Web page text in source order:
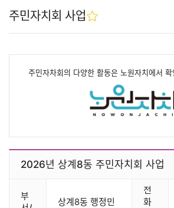
주민자치회 사업
주민자차회의 다양한 활동은 노원자치에서
2026년 상계8동 주민자치회 사업
부
상계8동 행정민
전
화